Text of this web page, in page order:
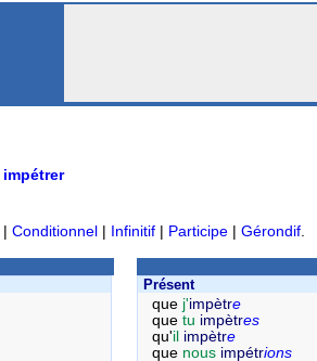
impétrer
| Conditionnel | Infinitif | Participe | Gérondif
Présent
que j'impètre
quetu impètres
qu'il impètre
que nous impétrions